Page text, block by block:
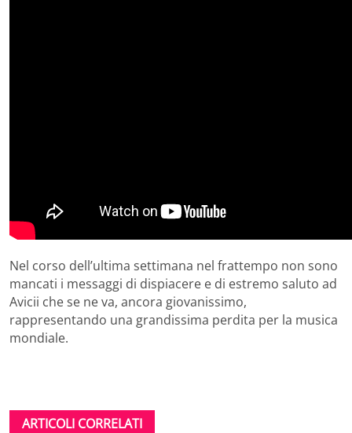
Nel corso dell’ultima settimana nel frattempo non sono
mancati i messaggi di dispiacere e di estremo saluto ad
Avicii che se ne va, ancora giovanissimo,
rappresentando una grandissima perdita per la musica
mondiale.
ARTICOLI CORRELATI